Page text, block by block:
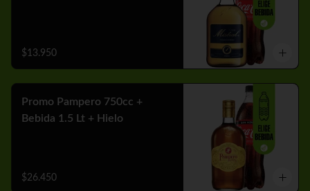
$13.950
Promo Pampero 750cc +
Bebida 1.5 Lt + Hielo
$26.450